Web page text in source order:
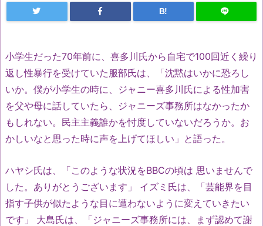
B!
小学生だった70年前に、 喜多川氏から自宅で100回近く繰り
返し性暴行を受けていた服部氏は、「沈黙はいかに恐ろし
いか。僕が小学生の時に、 ジャニー喜多川氏による性加害
を父や母に話していたら、 ジャニーズ事務所はなかったか
もしれない。 民主主義誰かを忖度していないだろうか。 お
かしいなと思った時に声を上げてほしい」と語った。
ハヤシ氏は、「このような状況をBBCの頃は 思いませんで
した。ありがとうございます」 イズミ氏は、「芸能界を目
指す子供が似たような目に遭わないように変えていきたい
です」 大島氏は、「ジャニーズ事務所には、まず認めて謝